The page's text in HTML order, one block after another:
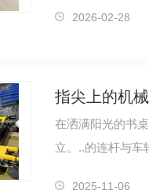
2026-02-28
指尖上的机
在洒满阳光的书
立。..的连杆与车
2025-11-06